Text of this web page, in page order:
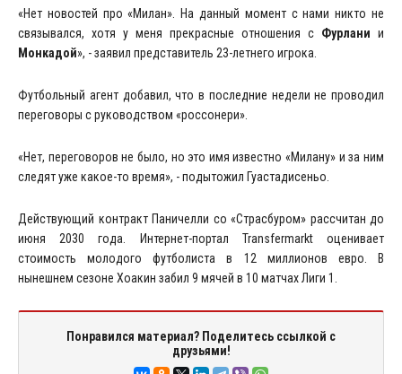
«Нет новостей про «Милан». На данный момент с нами никто не
связывался, хотя у меня прекрасные отношения с Фурлани и
Монкадой», - заявил представитель 23-летнего игрока.
Футбольный агент добавил, что в последние недели не проводил
переговоры с руководством «россонери».
«Нет, переговоров не было, но это имя известно «Милану» и за ним
следят уже какое-то время», - подытожил Гуастадисеньо.
Действующий контракт Паничелли со «Страсбуром» рассчитан до
июня 2030 года. Интернет-портал Transfermarkt оценивает
стоимость молодого футболиста в 12 миллионов евро. В
нынешнем сезоне Хоакин забил 9 мячей в 10 матчах Лиги 1.
Понравился материал? Поделитесь ссылкой с
друзьями!